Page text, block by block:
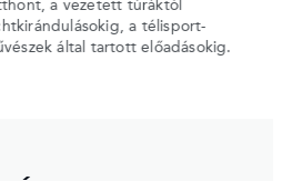
a vezetett túráktól
a télisport-
által tartott előadásokig.